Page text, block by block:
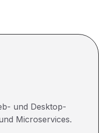
und Desktop-
Microservices.